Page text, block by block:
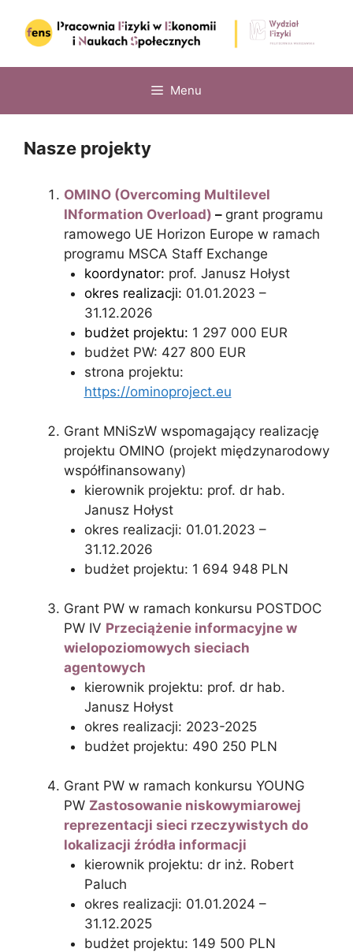
content
Menu
Nasze projekty
OMINO (Overcoming Multilevel
INformation Overload) – grant programu
ramowego UE Horizon Europe w ramach
programu MSCA Staff Exchange
koordynator: prof. Janusz Hołyst
okres realizacji: 01.01.2023 –
31.12.2026
budżet projektu: 1 297 000 EUR
budżet PW: 427 800 EUR
strona projektu:
https://ominoproject.eu
Grant MNiSzW wspomagający realizację
projektu OMINO (projekt międzynarodowy
współfinansowany)
kierownik projektu: prof. dr hab.
Janusz Hołyst
okres realizacji: 01.01.2023 –
31.12.2026
budżet projektu: 1 694 948 PLN
Grant PW w ramach konkursu POSTDOC
PW IV Przeciążenie informacyjne w
wielopoziomowych sieciach
agentowych
kierownik projektu: prof. dr hab.
Janusz Hołyst
okres realizacji: 2023-2025
budżet projektu: 490 250 PLN
Grant PW w ramach konkursu YOUNG
PW Zastosowanie niskowymiarowej
reprezentacji sieci rzeczywistych do
lokalizacji źródła informacji
kierownik projektu: dr inż. Robert
Paluch
okres realizacji: 01.01.2024 –
31.12.2025
budżet projektu: 149 500 PLN